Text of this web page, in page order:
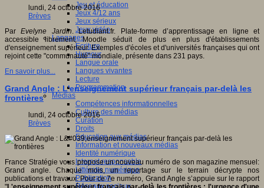
Jeu et éducation
Jeux 4/12 ans
Jeux sérieux
Jeux vidéo
Langages
Ecriture
Humour
Langue orale
Langues vivantes
Lecture
Programmation
Médias
Compétences informationnelles
Culture des médias
Curation
Droits
Education aux médias
Information et nouveaux médias
Identité numérique
Internet responsable
Littératie numérique
Publication
Réseaux sociaux
lundi, 24 octobre 2016
Brèves
ParEvelyne Jardin. Letudiant.fr. Plate-forme d’apprentissage en ligne et
accessible librement, Moodle séduit de plus en plus d'établissements
d'enseignement supérieur. Exemples d'écoles et d'universités françaises qui ont
rejoint cette "communauté" mondiale, présente dans 231 pays.
En savoir plus...
Grand Angle : L'enseignement supérieur français par-delà les
frontières
lundi, 24 octobre 2016
Brèves
France Stratégie vous propose un nouveau numéro de son magazine mensuel:
Grand angle. Chaque mois, un reportage sur le terrain décrypte nos
publications et travaux. Pour ce 7e numéro, Grand Angle s’appuie sur le rapport